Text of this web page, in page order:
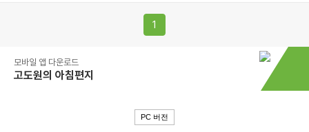
1
모바일 앱 다운로드
고도원의 아침편지
PC 버전